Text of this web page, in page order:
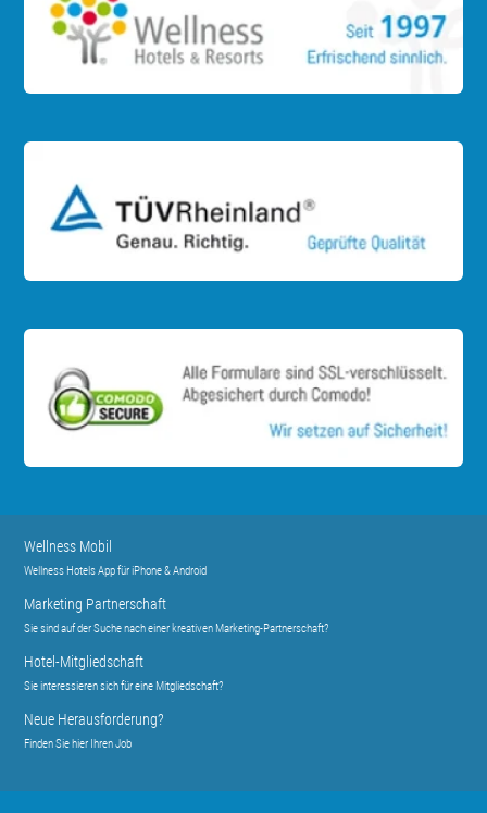
Wellness Mobil
Wellness Hotels App für iPhone & Android
Marketing Partnerschaft
Sie sind auf der Suche nach einer kreativen Marketing-Partnerschaft?
Hotel-Mitgliedschaft
Sie interessieren sich für eine Mitgliedschaft?
Neue Herausforderung?
Finden Sie hier Ihren Job